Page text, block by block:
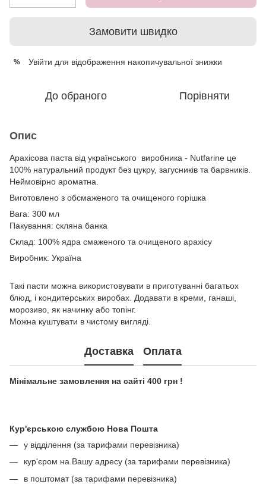
Замовити швидко
% Увійти для відображення накопичувальної знижки
До обраного Порівняти
Опис
Арахісова паста від українського виробника - Nutfarine це
100% натуральний продукт без цукру, загусників та барвників.
Неймовірно ароматна.
Виготовлено з обсмаженого та очищеного горішка
Вага: 300 мл
Пакування: скляна банка
Склад: 100% ядра смаженого та очищеного арахісу
Виробник: Україна
Такі пасти можна використовувати в приготуванні багатьох
блюд, і кондитерських виробах. Додавати в креми, ганаші,
морозиво, як начинку або топінг.
Можна куштувати в чистому вигляді.
Доставка Оплата
Мінімальне замовлення на сайті 400 грн !
Кур'єрською службою Нова Пошта
у відділення (за тарифами перевізника)
кур'єром на Вашу адресу (за тарифами перевізника)
в поштомат (за тарифами перевізника)